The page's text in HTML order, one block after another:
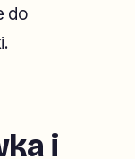
do
i